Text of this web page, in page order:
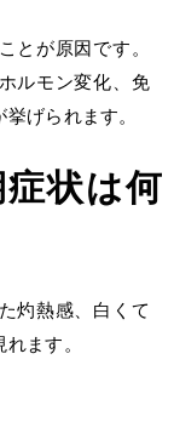
とが原因です。
ルモン変化、免
げられます。
状は何
灼熱感、白くて
ます。